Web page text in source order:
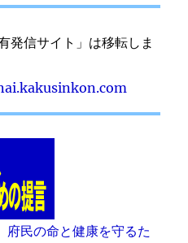
発信サイト」は移転しま
府民の命と健康を守るた